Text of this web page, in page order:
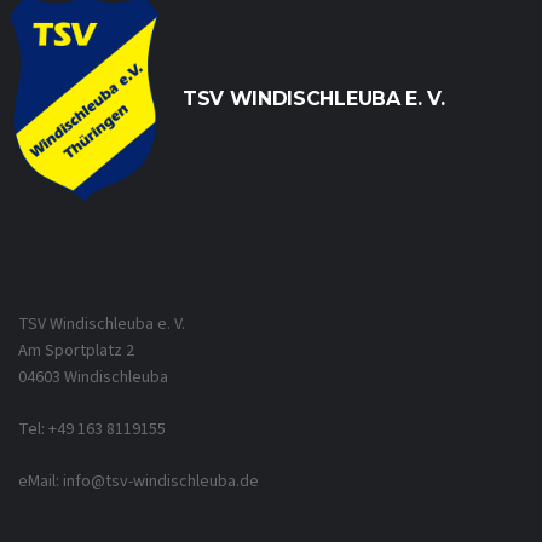
TSV WINDISCHLEUBA E. V.
TSV Windischleuba e. V.
Am Sportplatz 2
04603 Windischleuba
Tel: +49 163 8119155
eMail: info@tsv-windischleuba.de